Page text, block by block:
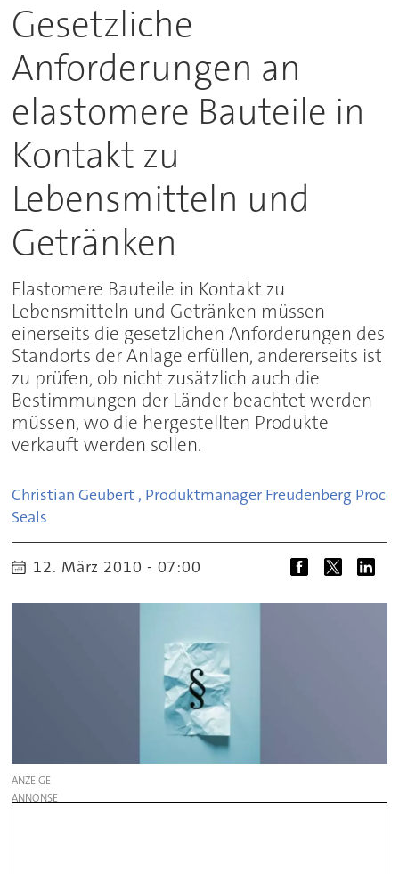
Gesetzliche
Anforderungen an
elastomere Bauteile in
Kontakt zu
Lebensmitteln und
Getränken
Elastomere Bauteile in Kontakt zu
Lebensmitteln und Getränken müssen
einerseits die gesetzlichen Anforderungen des
Standorts der Anlage erfüllen, andererseits ist
zu prüfen, ob nicht zusätzlich auch die
Bestimmungen der Länder beachtet werden
müssen, wo die hergestellten Produkte
verkauft werden sollen.
Christian Geubert , Produktmanager Freudenberg
Seals
12. März 2010 - 07:00
ANZEIGE